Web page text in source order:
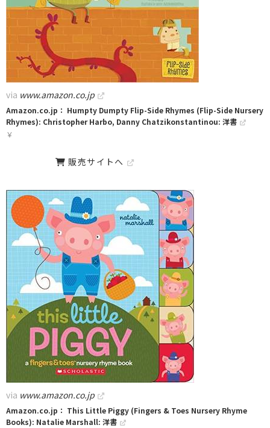
via www.amazon.co.jp
Amazon.co.jp： Humpty Dumpty Flip-Side Rhymes (Flip-Side Nursery
Rhymes): Christopher Harbo, Danny Chatzikonstantinou: 洋書
￥
販売サイトへ
via www.amazon.co.jp
Amazon.co.jp： This Little Piggy (Fingers & Toes Nursery Rhyme
Books): Natalie Marshall: 洋書